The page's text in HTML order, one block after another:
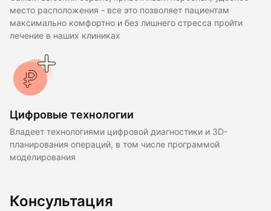
место расположения - все это позволяет пациентам
максимально комфортно и без лишнего стресса пройти
лечение в наших клиниках
Цифровые технологии
Владеет технологиями цифровой диагностики и 3D-
планирования операций, в том числе программой
моделирования
Консультация